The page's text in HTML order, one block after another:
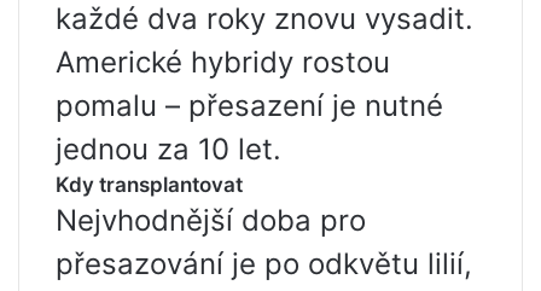
každé dva roky znovu vysadit.
Americké hybridy rostou
pomalu – přesazení je nutné
jednou za 10 let.
Kdy transplantovat
Nejvhodnější doba pro
přesazování je po odkvětu lilií,